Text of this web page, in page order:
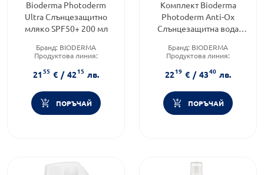
Bioderma Photoderm
Ultra Слънцезащитно
мляко SPF50+ 200 мл
Бранд: BIODERMA
Продуктова линия:
Слънцезащитен фактор:
50
2155 € / 4215 лв.
ПОРЪЧАЙ
Комплект Bioderma
Photoderm Anti-Ox
Слънцезащитна вода
след слънце 100мл
Бранд: BIODERMA
Продуктова линия:
Тип козметика:
Дермокозметика
2219 € / 4340 лв.
ПОРЪЧАЙ